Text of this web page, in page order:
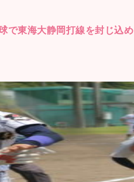
で東海大静岡打線を封じ込め